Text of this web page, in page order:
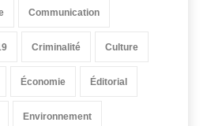
Communication
Criminalité Culture
Économie Éditorial
Environnement